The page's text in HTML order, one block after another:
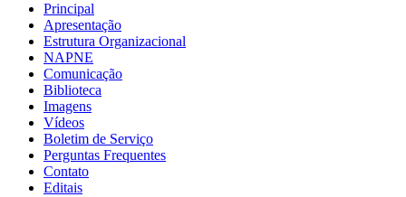
Principal
Apresentação
Estrutura Organizacional
NAPNE
Comunicação
Biblioteca
Imagens
Vídeos
Boletim de Serviço
Perguntas Frequentes
Contato
Editais